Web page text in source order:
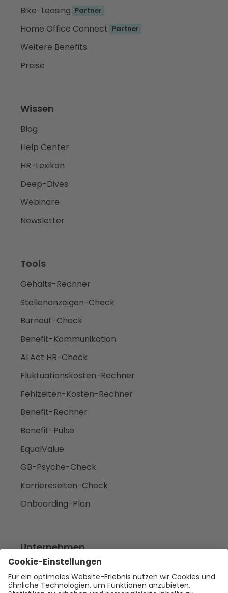
Bike-Leasing Partner
Home Office Connect Partner
Weitere Benefits
Preise
Wissen
Blog
Help Center
HR-Lexikon
Deep-Dives
Webinare
Newsletter
Tools
Gehalts-Rechner
Stellenanzeigen-Check
Burnout-Check
Benefit-Kommunikation
AI Act HR-Check
Fluktuationskosten-Rechner
Fehlzeiten-Kosten-Rechner
Benefit-Rechner
Benefit-Pulse
EqualValue
GB-Psyche-Check
Karriereseiten-Check
Onboarding-Plan
Unternehmen
Empfehlen
Über uns